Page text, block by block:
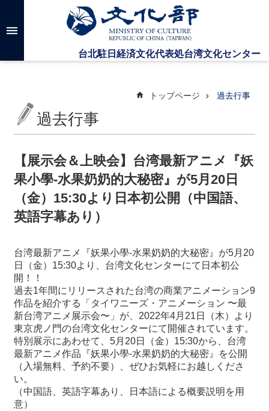
メインのコンテンツブロックにジャンプします
高
検
台
セ
ー
い
て
最
新
情
報
と
申
過
トップページ 過去行事
過去行事
【展示会＆上映会】台湾最新アニメ『妖
果小學-水果奶奶的大秘密』が5月20日
（金）15:30より日本初公開（中国語、
英語字幕あり）
台湾最新アニメ『妖果小學-水果奶奶的大秘密』が5月20
日（金）15:30より、台湾文化センターにて日本初公
開！！
過去1年間にリリースされた台湾の商業アニメーション9
作品を紹介する「タイワニーズ・アニメーション 〜最
新台湾アニメ展示会〜」が、2022年4月21日（木）より
東京虎ノ門の台湾文化センターにて開催されています。
特別展示にあわせて、5月20日（金）15:30から、台湾
最新アニメ作品『妖果小學-水果奶奶的大秘密』を公開
（入場無料、予約不要）、ぜひお気軽にお越しくださ
い。
（中国語、英語字幕あり、日本語による概要説明を用
意）